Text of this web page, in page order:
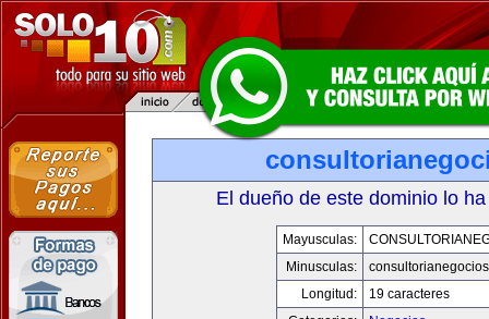
El dueño de este dominio lo
Mayusculas:
Minusculas:
Longitud:
19 caracteres